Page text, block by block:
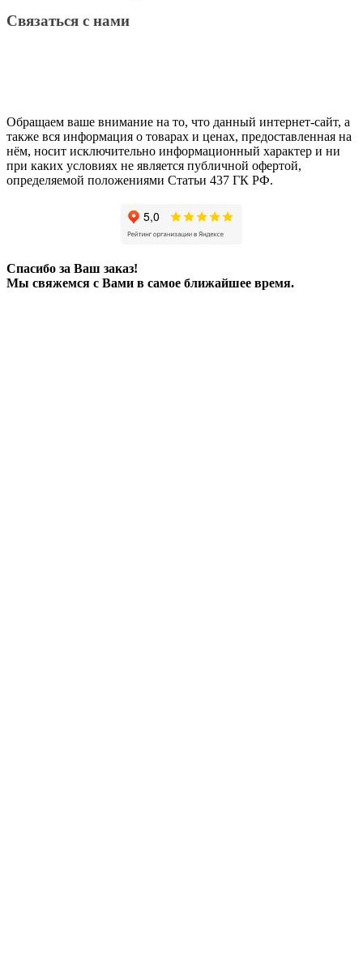
Связаться с нами
Обращаем ваше внимание на то, что данный интернет-сайт, а
также вся информация о товарах и ценах, предоставленная на
нём, носит исключительно информационный характер и ни
при каких условиях не является публичной офертой,
определяемой положениями Статьи 437 ГК РФ.
Спасибо за Ваш заказ!
Мы свяжемся с Вами в самое ближайшее время.